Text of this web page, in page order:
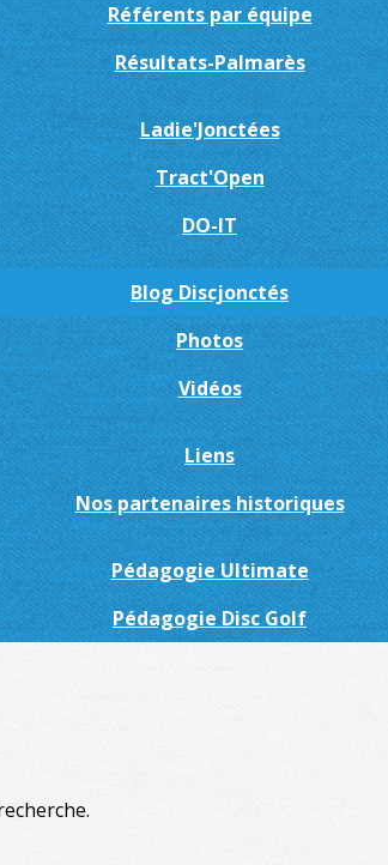
Référents par équipe
Résultats-Palmarès
Ladie'Jonctées
Tract'Open
DO-IT
Blog Discjonctés
Photos
Vidéos
Liens
Nos partenaires historiques
Pédagogie Ultimate
Pédagogie Disc Golf